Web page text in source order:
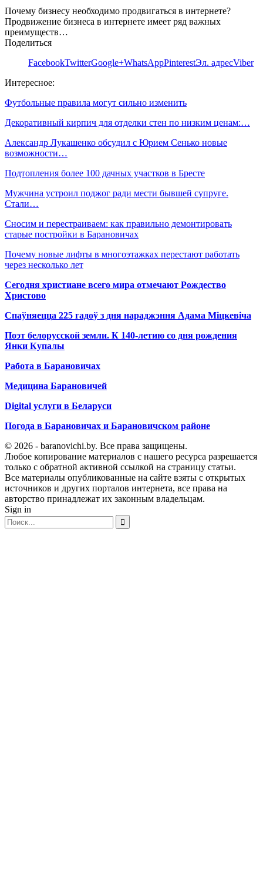
Почему бизнесу необходимо продвигаться в интернете?
Продвижение бизнеса в интернете имеет ряд важных
преимуществ…
Поделиться
FacebookTwitterGoogle+WhatsAppPinterestЭл. адресViber
Интересное:
Футбольные правила могут сильно изменить
Декоративный кирпич для отделки стен по низким ценам:…
Александр Лукашенко обсудил с Юрием Сенько новые
возможности…
Подтопления более 100 дачных участков в Бресте
Мужчина устроил поджог ради мести бывшей супруге.
Стали…
Сносим и перестраиваем: как правильно демонтировать
старые постройки в Барановичах
Почему новые лифты в многоэтажках перестают работать
через несколько лет
Сегодня христиане всего мира отмечают Рождество
Христово
Спаўняецца 225 гадоў з дня нараджэння Адама Міцкевіча
Поэт белорусской земли. К 140-летию со дня рождения
Янки Купалы
Работа в Барановичах
Медицина Барановичей
Digital услуги в Беларуси
Погода в Барановичах и Барановичском районе
© 2026 - baranovichi.by. Все права защищены.
Любое копирование материалов с нашего ресурса разрешается
только с обратной активной ссылкой на страницу статьи.
Все материалы опубликованные на сайте взяты с открытых
источников и других порталов интернета, все права на
авторство принадлежат их законным владельцам.
Sign in